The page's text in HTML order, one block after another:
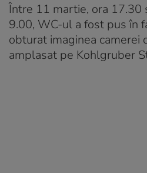
Între 11 martie, ora 17.30
9.00, WC-ul a fost pus în
obturat imaginea camerei
amplasat pe Kohlgruber